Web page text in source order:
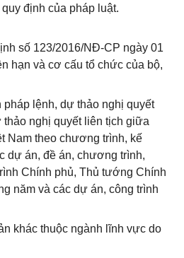
định của pháp luật.
số 123/2016/NĐ-CP ngày 01
hạn và cơ cấu tổ chức của bộ,
lệnh, dự thảo nghị quyết
nghị quyết liên tịch giữa
Nam theo chương trình, kế
dự án, đề án, chương trình,
Chính phủ, Thủ tướng Chính
năm và các dự án, công trình
khác thuộc ngành lĩnh vực do